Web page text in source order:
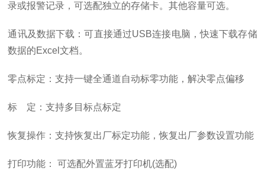
录或报警记录，可选配独立的存储卡。其他容量可选。
通讯及数据下载：可直接通过USB连接电脑，快速下载存储
数据的Excel文档。
零点标定：支持一键全通道自动标零功能，解决零点偏移
标 定：支持多目标点标定
恢复操作：支持恢复出厂标定功能，恢复出厂参数设置功能
打印功能： 可选配外置蓝牙打印机(选配)